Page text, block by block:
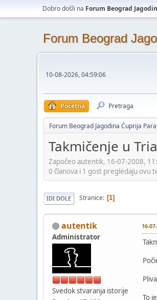
Dobro došli na Forum Beograd
Forum Beograd
10-08-2026, 04:59:06
Početna Pretraga
Forum Beograd Jagodina Ćuprija
Takmičenje u
Započeo autentik, 16-07-2008,
0 članova i 1 gost pregledaju ovu
IDI DOLE Stranice 1
autentik
Administrator
Svedok stvaranja istorije
16-
To